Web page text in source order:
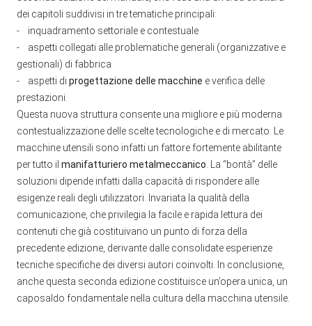
dei capitoli suddivisi in tre tematiche principali:
- inquadramento settoriale e contestuale
- aspetti collegati alle problematiche generali (organizzative e
gestionali) di fabbrica
- aspetti di progettazione delle macchine e verifica delle
prestazioni.
Questa nuova struttura consente una migliore e più moderna
contestualizzazione delle scelte tecnologiche e di mercato. Le
macchine utensili sono infatti un fattore fortemente abilitante
per tutto il manifatturiero metalmeccanico . La “bontà” delle
soluzioni dipende infatti dalla capacità di rispondere alle
esigenze reali degli utilizzatori. Invariata la qualità della
comunicazione, che privilegia la facile e rapida lettura dei
contenuti che già costituivano un punto di forza della
precedente edizione, derivante dalle consolidate esperienze
tecniche specifiche dei diversi autori coinvolti. In conclusione,
anche questa seconda edizione costituisce un’opera unica, un
caposaldo fondamentale nella cultura della macchina utensile.